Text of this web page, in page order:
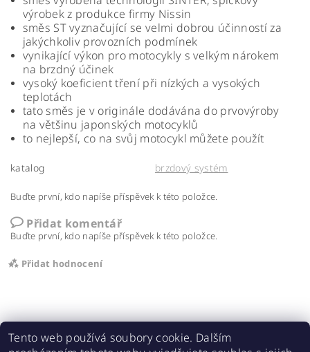
výrobek z produkce firmy Nissin
směs ST vyznačující se velmi dobrou účinností za
jakýchkoliv provozních podmínek
vynikající výkon pro motocykly s velkým nárokem
na brzdný účinek
vysoký koeficient tření při nízkých a vysokých
teplotách
tato směs je v originále dodávána do prvovýroby
na většinu japonských motocyklů
to nejlepší, co na svůj motocykl můžete použít
katalog brzdový systém
Buďte první, kdo napíše příspěvek k této položce.
Přidat komentář
Buďte první, kdo napíše příspěvek k této položce.
Přidat hodnocení
Tento web používá soubory cookie. Dalším